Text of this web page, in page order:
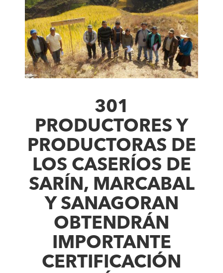
301
PRODUCTORES Y
PRODUCTORAS DE
LOS CASERÍOS DE
SARÍN, MARCABAL
Y SANAGORAN
OBTENDRÁN
IMPORTANTE
CERTIFICACIÓN